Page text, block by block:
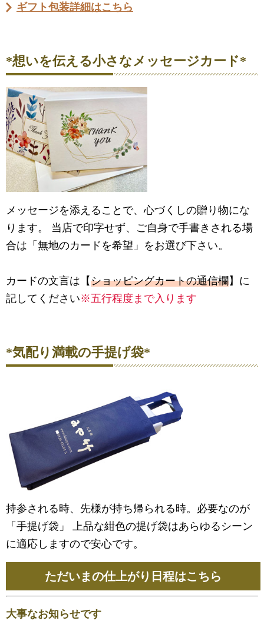
ギフト包装詳細はこちら
*想いを伝える小さなメッセージカード*
メッセージを添えることで、心づくしの贈り物にな
ります。 当店で印字せず、ご自身で手書きされる場
合は「無地のカードを希望」をお選び下さい。
カードの文言は【ショッピングカートの通信欄】に
記してください※五行程度まで入ります
*気配り満載の手提げ袋*
持参される時、先様が持ち帰られる時。必要なのが
「手提げ袋」 上品な紺色の提げ袋はあらゆるシーン
に適応しますので安心です。
ただいまの仕上がり日程はこちら
大事なお知らせです